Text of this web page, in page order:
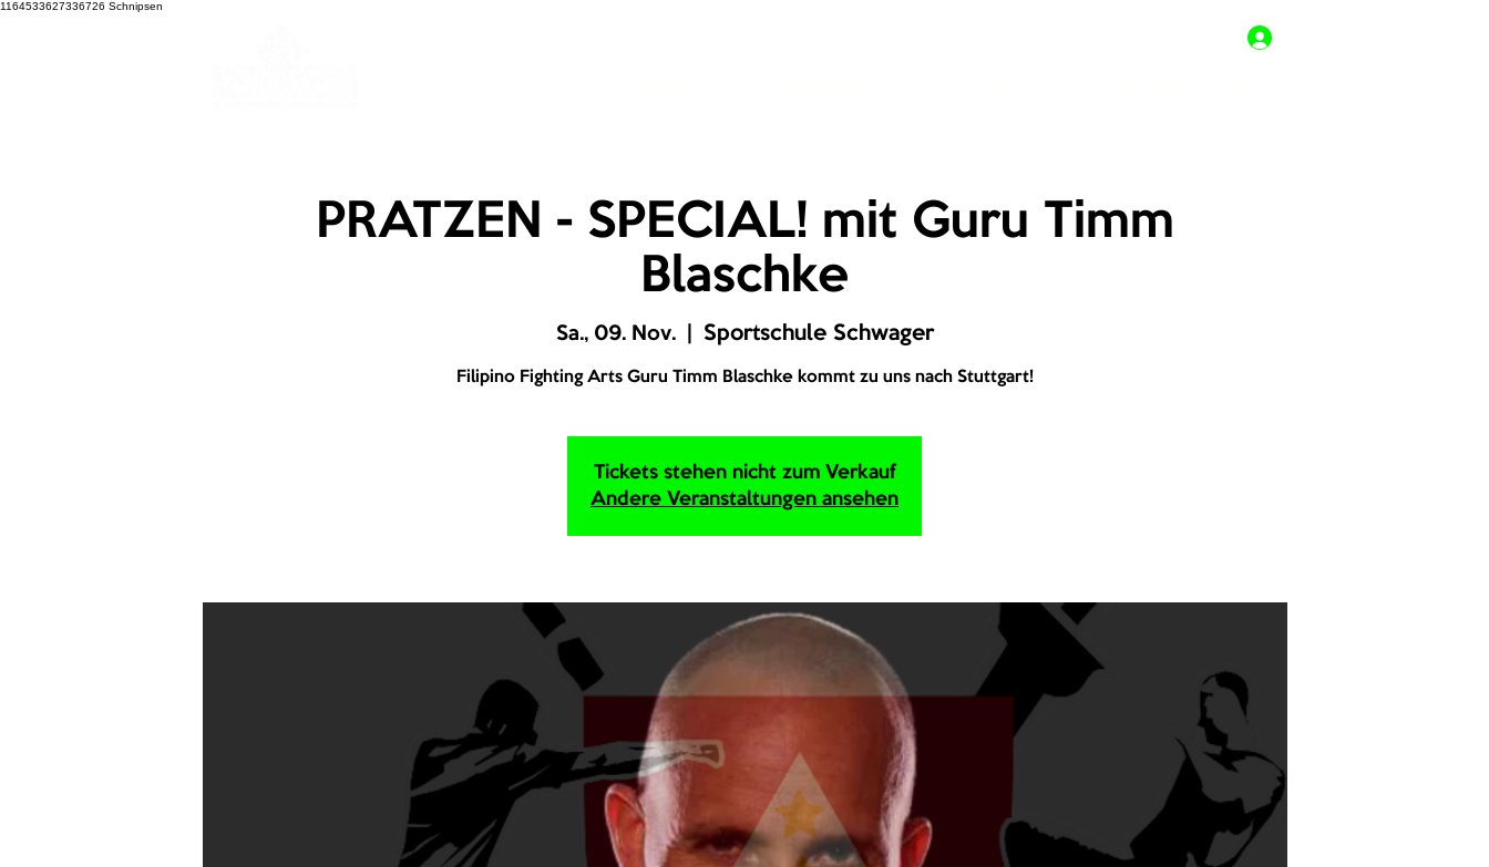
1164533627336726 Schnipsen
PRATZEN - SPECIAL! mit Guru Timm
Blaschke
Sa., 09. Nov.
  |
Sportschule Schwager
Filipino Fighting Arts Guru Timm Blaschke kommt zu uns nach Stuttgart!
Tickets stehen nicht zum Verkauf
Andere Veranstaltungen ansehen